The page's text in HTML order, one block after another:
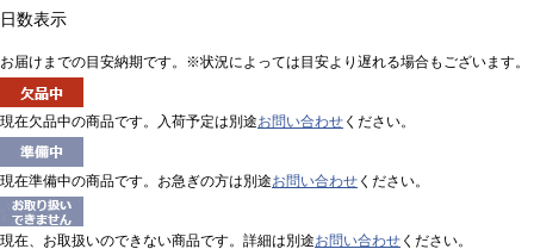
日数表示
お届けまでの目安納期です。※状況によっては目安より遅れる場合もございます。
現在欠品中の商品です。入荷予定は別途お問い合わせ ください。
現在準備中の商品です。お急ぎの方は別途お問い合わせ ください。
現在、お取扱いのできない商品です。詳細は別途お問い合わせ ください。